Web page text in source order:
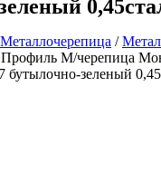
Металлочерепица /
М/черепица
зеленый